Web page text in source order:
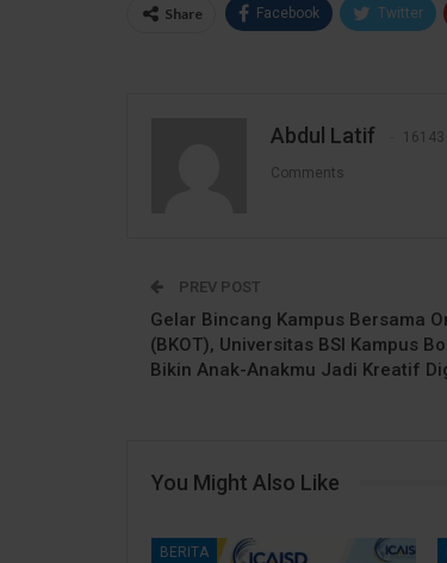
Share Facebook Twitter
Abdul Latif
Comments
PREV POST
Gelar Bincang Kampus Bersama
(BKOT), Universitas BSI Kampus
Bikin Anak-Anakmu Jadi Kreatif
You Might Also Like
BERITA